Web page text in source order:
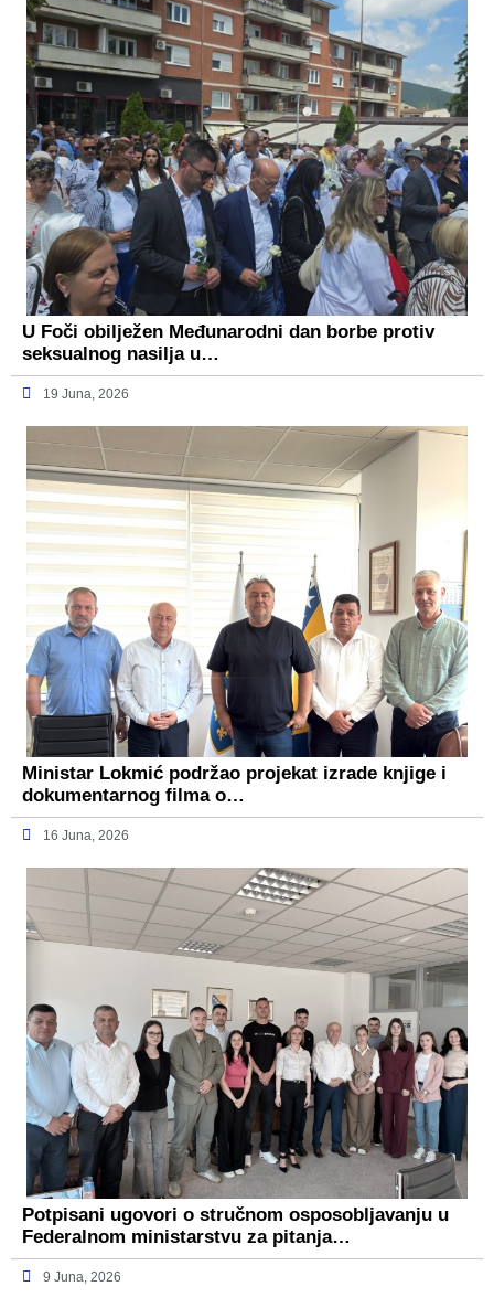
U Foči obilježen Međunarodni dan borbe protiv
seksualnog nasilja u…
19 Juna, 2026
Ministar Lokmić podržao projekat izrade knjige i
dokumentarnog filma o…
16 Juna, 2026
Potpisani ugovori o stručnom osposobljavanju u
Federalnom ministarstvu za pitanja…
9 Juna, 2026